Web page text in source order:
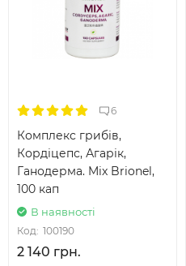
6
Комплекс грибів,
Кордіцепс, Агарік,
Ганодерма. Mix Brionel,
100 кап
В наявності
Код: 100190
2 140 грн.